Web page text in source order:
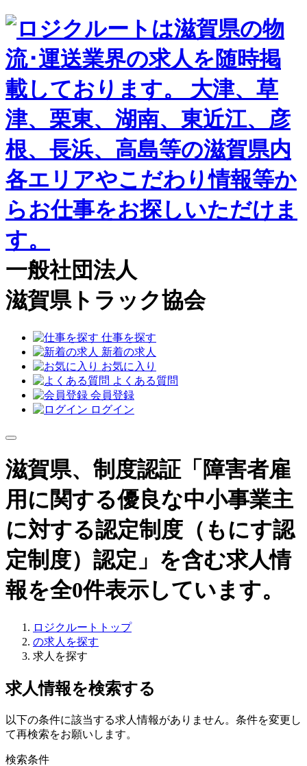
一般社団法人
滋賀県トラック協会
仕事を探す
新着の求人
お気に入り
よくある質問
会員登録
ログイン
滋賀県、制度認証「障害者雇
用に関する優良な中小事業主
に対する認定制度（もにす認
定制度）認定」を含む求人情
報を全0件表示しています。
ロジクルートトップ
の求人を探す
求人を探す
求人情報を検索する
以下の条件に該当する求人情報がありません。条件を変更し
て再検索をお願いします。
検索条件